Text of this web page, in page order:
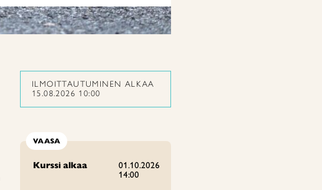
ILMOITTAUTUMINEN ALKAA
15.08.2026 10:00
VAASA
Kurssi alkaa
01.10.2026
14:00